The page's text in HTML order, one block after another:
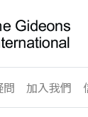
問 加入我們